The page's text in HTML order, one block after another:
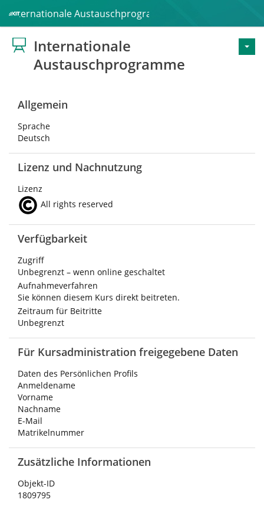
Internationale Austauschprogramme
Internationale
Austauschprogramme
Allgemein
Sprache
Deutsch
Lizenz und Nachnutzung
Lizenz
All rights reserved
Verfügbarkeit
Zugriff
Unbegrenzt – wenn online geschaltet
Aufnahmeverfahren
Sie können diesem Kurs direkt beitreten.
Zeitraum für Beitritte
Unbegrenzt
Für Kursadministration freigegebene Daten
Daten des Persönlichen Profils
Anmeldename
Vorname
Nachname
E-Mail
Matrikelnummer
Zusätzliche Informationen
Objekt-ID
1809795